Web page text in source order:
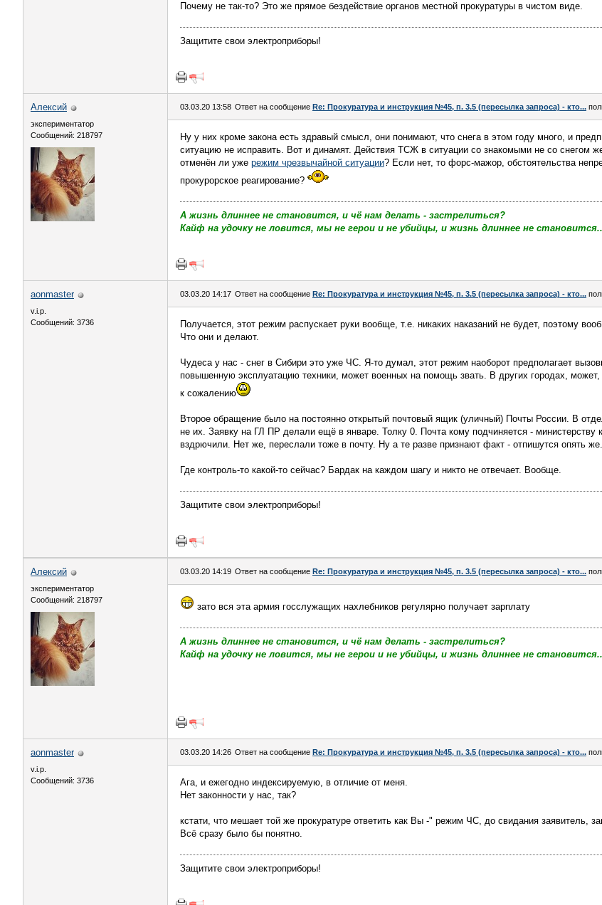
Почему не так-то? Это же прямое бездействие органов местной прокуратуры в чистом виде.
Защитите свои электроприборы!
Алексий
экспериментатор
Сообщений: 218797
03.03.20 13:58 Ответ на сообщение Re: Прокуратура и инструкция №45, п. 3.5 (пересылка запроса) - кто...
Ну у них кроме закона есть здравый смысл, они понимают, что снега в этом году много, и
ситуацию не исправить. Вот и динамят. Действия ТСЖ в ситуации со знакомыми не со снегом
отменён ли уже режим чрезвычайной ситуации? Если нет, то форс-мажор, обстоятельства
прокурорское реагирование?
А жизнь длиннее не становится, и чё нам делать - застрелиться?
Кайф на удочку не ловится, мы не герои и не убийцы, и жизнь длиннее не
aonmaster
v.i.p.
Сообщений: 3736
03.03.20 14:17 Ответ на сообщение Re: Прокуратура и инструкция №45, п. 3.5 (пересылка запроса) - кто...
Получается, этот режим распускает руки вообще, т.е. никаких наказаний не будет, поэтому
Что они и делают.
Чудеса у нас - снег в Сибири это уже ЧС. Я-то думал, этот режим наоборот предполагает
повышенную эксплуатацию техники, может военных на помощь звать. В других городах,
к сожалению
Второе обращение было на постоянно открытый почтовый ящик (уличный) Почты России. В
не их. Заявку на ГЛ ПР делали ещё в январе. Толку 0. Почта кому подчиняется - министерству
вздрючили. Нет же, переслали тоже в почту. Ну а те разве признают факт - отпишутся опять же.
Где контроль-то какой-то сейчас? Бардак на каждом шагу и никто не отвечает. Вообще.
Защитите свои электроприборы!
Алексий
экспериментатор
Сообщений: 218797
03.03.20 14:19 Ответ на сообщение Re: Прокуратура и инструкция №45, п. 3.5 (пересылка запроса) - кто...
зато вся эта армия госслужащих нахлебников регулярно получает зарплату
А жизнь длиннее не становится, и чё нам делать - застрелиться?
Кайф на удочку не ловится, мы не герои и не убийцы, и жизнь длиннее не
aonmaster
v.i.p.
Сообщений: 3736
03.03.20 14:26 Ответ на сообщение Re: Прокуратура и инструкция №45, п. 3.5 (пересылка запроса) - кто...
Ага, и ежегодно индексируемую, в отличие от меня.
Нет законности у нас, так?
кстати, что мешает той же прокуратуре ответить как Вы -" режим ЧС, до свидания заявитель,
Всё сразу было бы понятно.
Защитите свои электроприборы!